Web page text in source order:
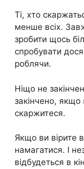
Ті, хто
менше всіх.
зробити щось
спробувати
роблячи.
Ніщо не
закінчено, якщо
скаржитеся.
Якщо ви вірите
намагатися. І
відбудеться в